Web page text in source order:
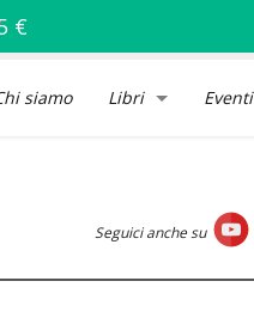
€
siamo Libri Eventi
Seguici anche su